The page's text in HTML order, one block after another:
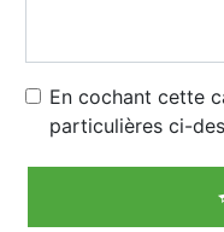
En cochant cette
particulières ci-